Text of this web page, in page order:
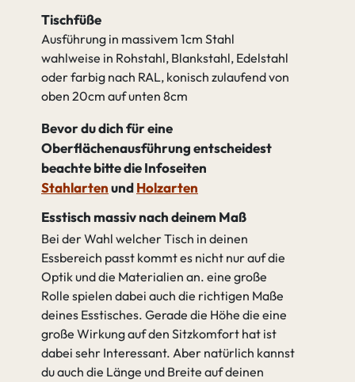
Tischfüße
Ausführung in massivem 1cm Stahl
wahlweise in Rohstahl, Blankstahl, Edelstahl
oder farbig nach RAL, konisch zulaufend von
oben 20cm auf unten 8cm
Bevor du dich für eine
Oberflächenausführung entscheidest
beachte bitte die Infoseiten
StahlartenundHolzarten
Esstisch massiv nach deinem Maß
Bei der Wahl welcher Tisch in deinen
Essbereich passt kommt es nicht nur auf die
Optik und die Materialien an. eine große
Rolle spielen dabei auch die richtigen Maße
deines Esstisches. Gerade die Höhe die eine
große Wirkung auf den Sitzkomfort hat ist
dabei sehr Interessant. Aber natürlich kannst
du auch die Länge und Breite auf deinen